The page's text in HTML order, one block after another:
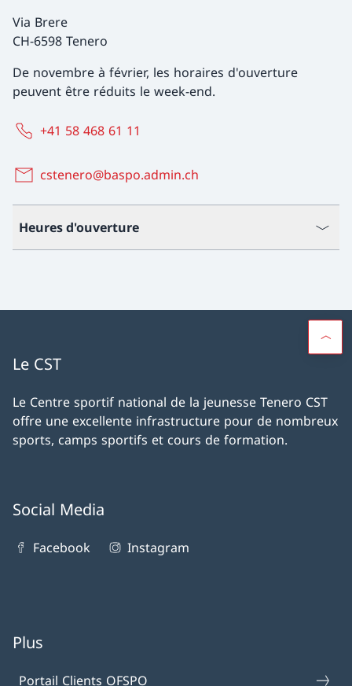
Via Brere
CH-6598 Tenero
De novembre à février, les horaires d'ouverture
peuvent être réduits le week-end.
+41 58 468 61 11
cstenero@baspo.admin.ch
Heures d'ouverture
Le CST
Le Centre sportif national de la jeunesse Tenero CST
offre une excellente infrastructure pour de nombreux
sports, camps sportifs et cours de formation.
Social Media
Facebook Instagram
Plus
Portail Clients OFSPO